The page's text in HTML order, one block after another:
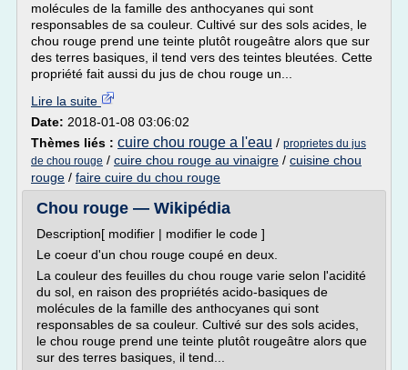
molécules de la famille des anthocyanes qui sont
responsables de sa couleur. Cultivé sur des sols acides, le
chou rouge prend une teinte plutôt rougeâtre alors que sur
des terres basiques, il tend vers des teintes bleutées. Cette
propriété fait aussi du jus de chou rouge un...
Lire la suite
Date: 2018-01-08 03:06:02
Thèmes liés : cuire chou rouge a l'eau / proprietes du jus
de chou rouge / cuire chou rouge au vinaigre / cuisine chou
rouge / faire cuire du chou rouge
Chou rouge — Wikipédia
Description[ modifier | modifier le code ]
Le coeur d'un chou rouge coupé en deux.
La couleur des feuilles du chou rouge varie selon l'acidité
du sol, en raison des propriétés acido-basiques de
molécules de la famille des anthocyanes qui sont
responsables de sa couleur. Cultivé sur des sols acides,
le chou rouge prend une teinte plutôt rougeâtre alors que
sur des terres basiques, il tend...